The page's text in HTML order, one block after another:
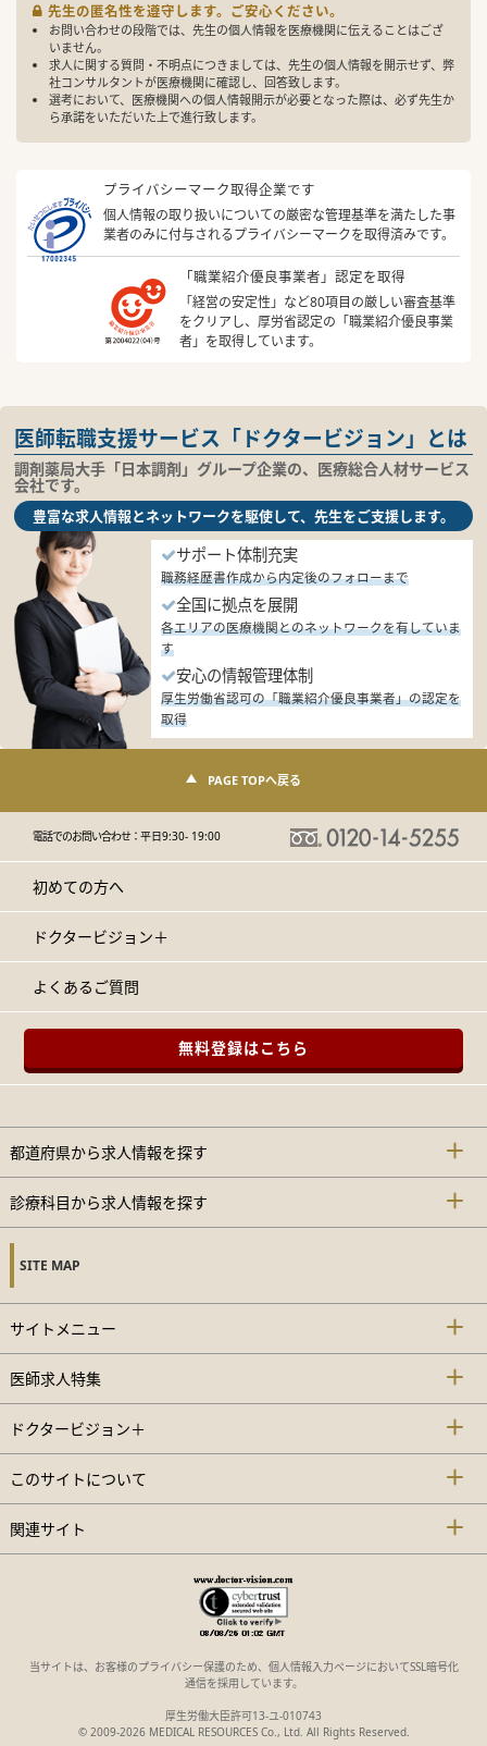
先生の匿名性を遵守します。ご安心ください。
お問い合わせの段階では、先生の個人情報を医療機関に伝えることはござ
いません。
求人に関する質問・不明点につきましては、先生の個人情報を開示せず、弊
社コンサルタントが医療機関に確認し、回答致します。
選考において、医療機関への個人情報開示が必要となった際は、必ず先生か
ら承諾をいただいた上で進行致します。
プライバシーマーク取得企業です
個人情報の取り扱いについての厳密な管理基準を満たした事
業者のみに付与されるプライバシーマークを取得済みです。
「職業紹介優良事業者」認定を取得
「経営の安定性」など80項目の厳しい審査基準
をクリアし、厚労省認定の「職業紹介優良事業
者」を取得しています。
医師転職支援サービス「ドクタービジョン」とは
調剤薬局大手「日本調剤」グループ企業の、医療総合人材サービス
会社です。
豊富な求人情報とネットワークを駆使して、先生をご支援します。
サポート体制充実
職務経歴書作成から内定後のフォローまで
全国に拠点を展開
各エリアの医療機関とのネットワークを有していま
す
安心の情報管理体制
厚生労働省認可の「職業紹介優良事業者」の認定を
取得
PAGE TOPへ戻る
電話でのお問い合わせ：平日9:30- 19:00
初めての方へ
ドクタービジョン＋
よくあるご質問
無料登録はこちら
都道府県から求人情報を探す
診療科目から求人情報を探す
SITE MAP
サイトメニュー
医師求人特集
ドクタービジョン＋
このサイトについて
関連サイト
当サイトは、お客様のプライバシー保護のため、個人情報入力ページにおいてSSL暗号化
通信を採用しています。
厚生労働大臣許可13-ユ-010743
© 2009-2026 MEDICAL RESOURCES Co., Ltd. All Rights Reserved.